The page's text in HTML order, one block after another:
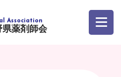
薬剤師会